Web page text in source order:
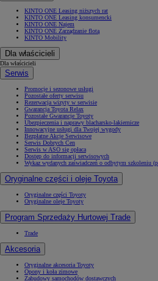
KINTO ONE Leasing niższych rat
KINTO ONE Leasing konsumencki
KINTO ONE Najem
KINTO ONE Zarządzanie flotą
KINTO Mobility
Dla właścicieli
Dla właścicieli
Serwis
Promocje i sezonowe usługi
Pozostałe oferty serwisu
Rezerwacja wizyty w serwisie
Gwarancja Toyota Relax
Pozostałe Gwarancje Toyoty
Ubezpieczenia i naprawy blacharsko-lakiernicze
Innowacyjne usługi dla Twojej wygody
Bezpłatne Akcje Serwisowe
Serwis Dobrych Cen
Serwis w ASO się opłaca
Dostęp do informacji serwisowych
Wykaz wydanych zaświadczeń o odbytym szkoleniu
Oryginalne części i oleje Toyota
Oryginalne części Toyoty
Oryginalne oleje Toyoty
Program Sprzedaży Hurtowej Trade
Trade
Akcesoria
Oryginalne akcesoria Toyoty
Opony i koła zimowe
Zabudowy samochodów dostawczych